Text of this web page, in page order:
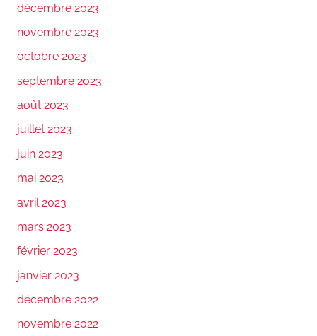
décembre 2023
novembre 2023
octobre 2023
septembre 2023
août 2023
juillet 2023
juin 2023
mai 2023
avril 2023
mars 2023
février 2023
janvier 2023
décembre 2022
novembre 2022